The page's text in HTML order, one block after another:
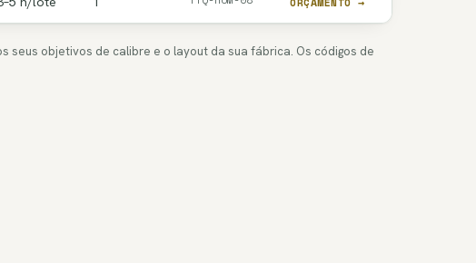
seus objetivos de calibre e o layout da sua fábrica. Os códigos de